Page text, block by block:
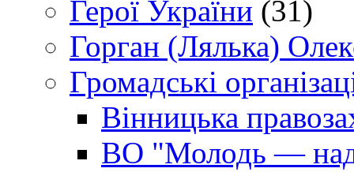
Герої України (31)
Горган (Лялька)
Громадські
Вінницька
ВО "Молодь —